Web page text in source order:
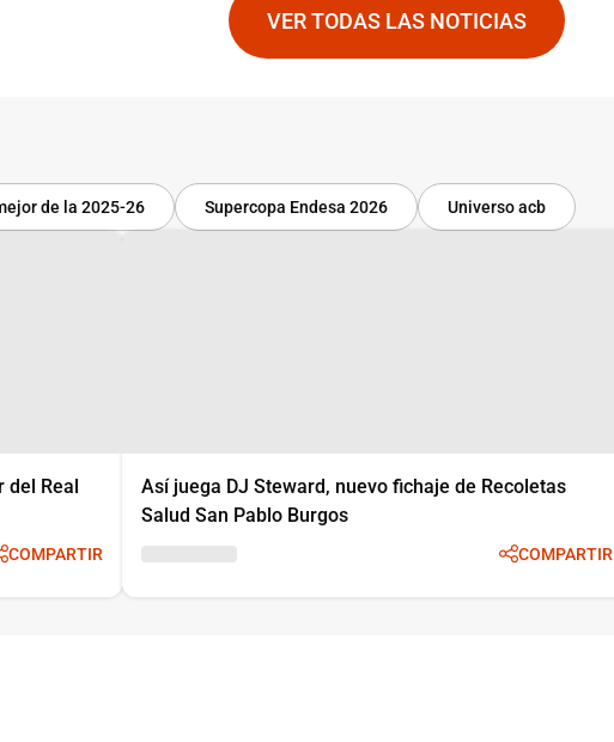
VER TODAS LAS NOTICIAS
de la 2025-26 Supercopa Endesa 2026 Universo acb
del Real
COMPARTIR
Así juega DJ Steward, nuevo fichaje de Recoletas
Salud San Pablo Burgos
COMPARTIR